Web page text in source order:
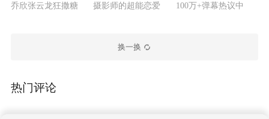
乔欣张云龙狂撒糖 摄影师的超能恋爱 100万+弹幕热议中
换一换
热门评论